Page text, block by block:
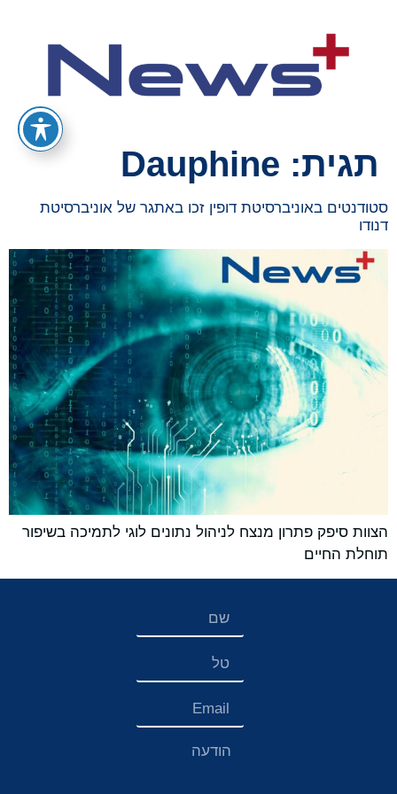
תגית: Dauphine
סטודנטים באוניברסיטת דופין זכו באתגר של אוניברסיטת
דנודו
הצוות סיפק פתרון מנצח לניהול נתונים לוגי לתמיכה בשיפור
תוחלת החיים